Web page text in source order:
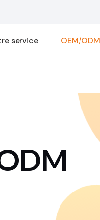
service OEM/ODM